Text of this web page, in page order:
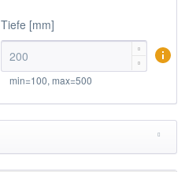
Tiefe [mm]


min=100, max=500